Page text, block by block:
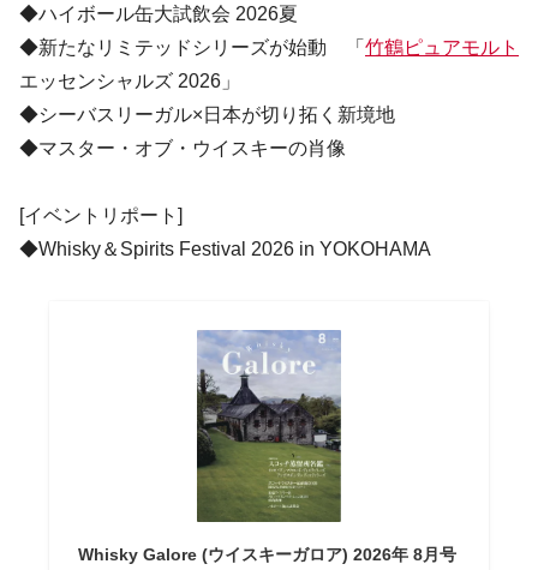
◆ハイボール缶大試飲会 2026夏
◆新たなリミテッドシリーズが始動 「 竹鶴ピュアモルト
エッセンシャルズ 2026」
◆シーバスリーガル×日本が切り拓く新境地
◆マスター・オブ・ウイスキーの肖像
[イベントリポート]
◆Whisky＆Spirits Festival 2026 in YOKOHAMA
Whisky Galore (ウイスキーガロア) 2026年 8月号